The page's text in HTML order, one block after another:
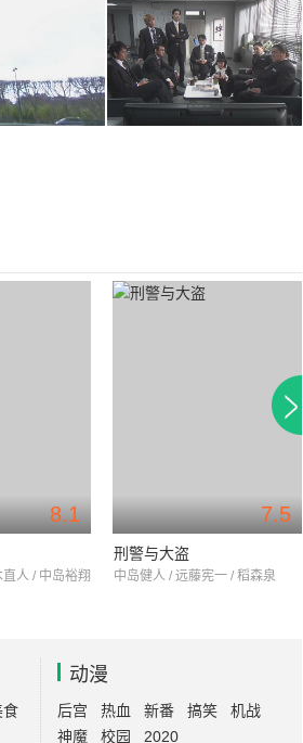
8.1
人 / 中岛裕翔
7.5
刑警与大盗
中岛健人 / 远藤宪一 / 稻森泉
食
动漫
后宫 热血 新番 搞笑
机战
神魔
校园 2020